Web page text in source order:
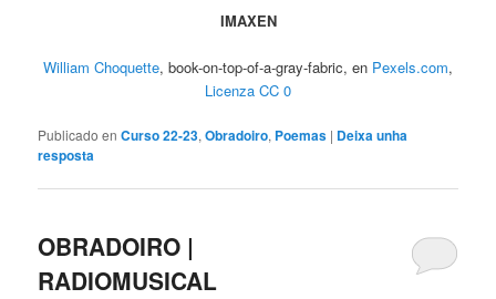
IMAXEN
William Choquette, book-on-top-of-a-gray-fabric, en Pexels.com,
Licenza CC 0
Publicado en Curso 22-23,Obradoiro, Poemas | Deixa unha
resposta
OBRADOIRO |
RADIOMUSICAL